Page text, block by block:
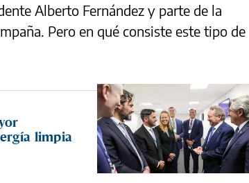
Alberto Fernández y parte de la
Pero en qué consiste este tipo de
limpia